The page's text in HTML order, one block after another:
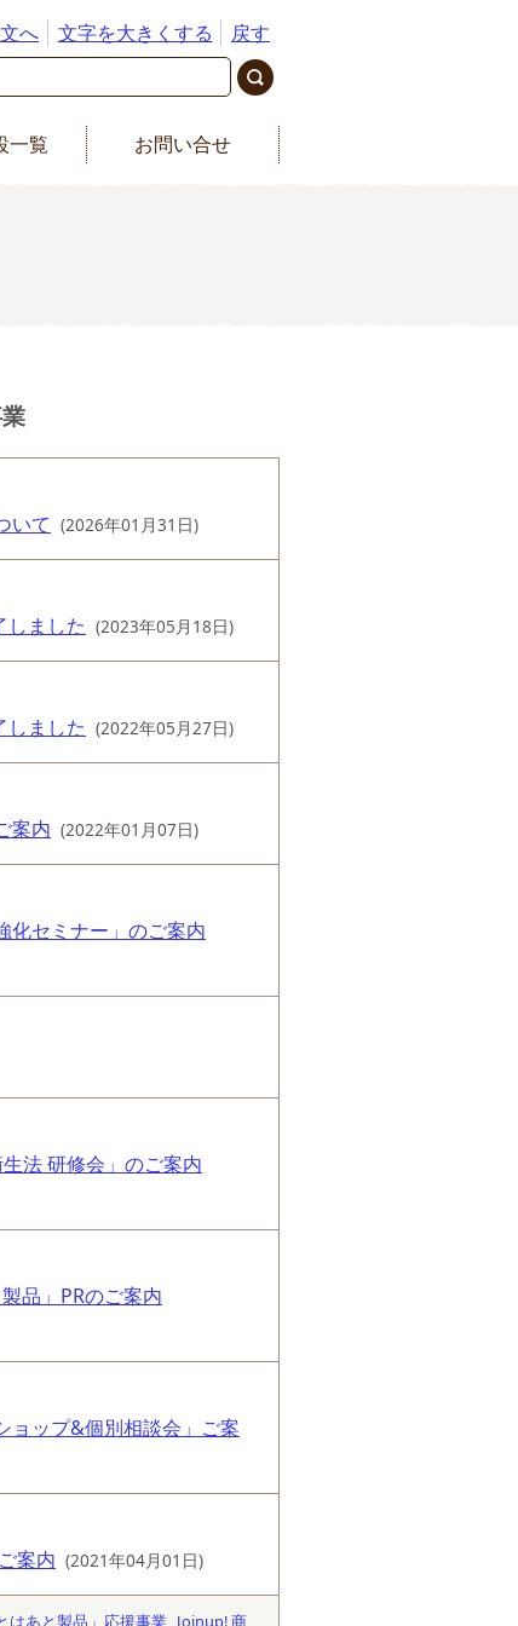
へ 文字を大きくする 戻す
一覧 お問い合せ
いて (2026年01月31日)
ました (2023年05月18日)
ました (2022年05月27日)
案内 (2022年01月07日)
セミナー」のご案内
法 研修会」のご案内
品」PRのご案内
ョップ&個別相談会」ご案
案内 (2021年04月01日)
はあと製品」応援事業 Joinup! 商